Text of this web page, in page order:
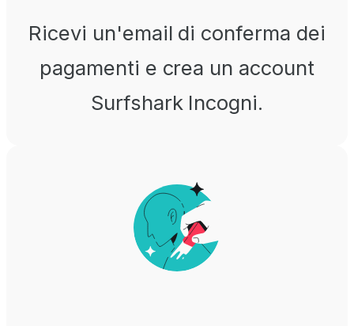
Ricevi un'email di conferma dei
pagamenti e crea un account
Surfshark Incogni.